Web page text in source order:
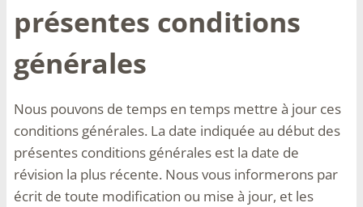
présentes conditions
générales
Nous pouvons de temps en temps mettre à jour ces
conditions générales. La date indiquée au début des
présentes conditions générales est la date de
révision la plus récente. Nous vous informerons par
écrit de toute modification ou mise à jour, et les